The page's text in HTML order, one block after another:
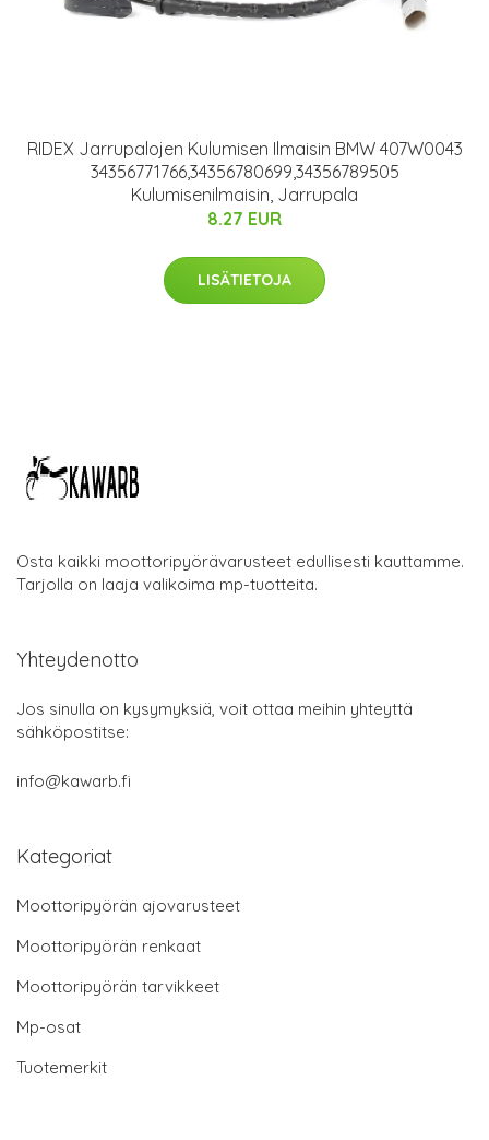
RIDEX Jarrupalojen Kulumisen Ilmaisin BMW 407W0043
34356771766,34356780699,34356789505
Kulumisenilmaisin, Jarrupala
8.27 EUR
LISÄTIETOJA
Osta kaikki moottoripyörävarusteet edullisesti kauttamme.
Tarjolla on laaja valikoima mp-tuotteita.
Yhteydenotto
Jos sinulla on kysymyksiä, voit ottaa meihin yhteyttä
sähköpostitse:
info@kawarb.fi
Kategoriat
Moottoripyörän ajovarusteet
Moottoripyörän renkaat
Moottoripyörän tarvikkeet
Mp-osat
Tuotemerkit